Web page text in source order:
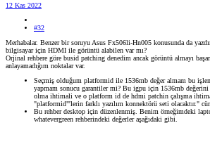
12 Kas 2022
#32
Merhabalar. Benzer bir soruyu Asus Fx506li-Hn005 konusunda da
bilgisayar için HDMI ile görüntü alabilen var mı?
Orjinal rehbere göre busid patching denedim ancak görüntü almayı
anlayamadığım noktalar var.
Seçmiş olduğum platformid ile 1536mb değer almam bu
yapmam sonucu garantiler mi? Bu igpu için 1536mb
olma ihtimali ve o platform id de hdmi patchin çalışma
"platformid"'lerin farklı yazılım konnektörü seti olacaktır."
Bu rehber desktop için düzenlenmiş. Benim örneğimdeki
whatevergreen rehberindeki değerler aşağıdaki gibi.